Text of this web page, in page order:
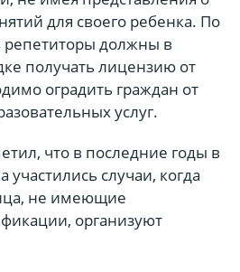
для своего ребенка. По
должны в
получать лицензию от
оградить граждан от
услуг.
что в последние годы в
участились случаи, когда
не имеющие
организуют